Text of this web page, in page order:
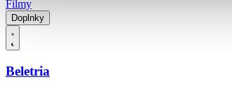
Filmy
Doplnky
Beletria